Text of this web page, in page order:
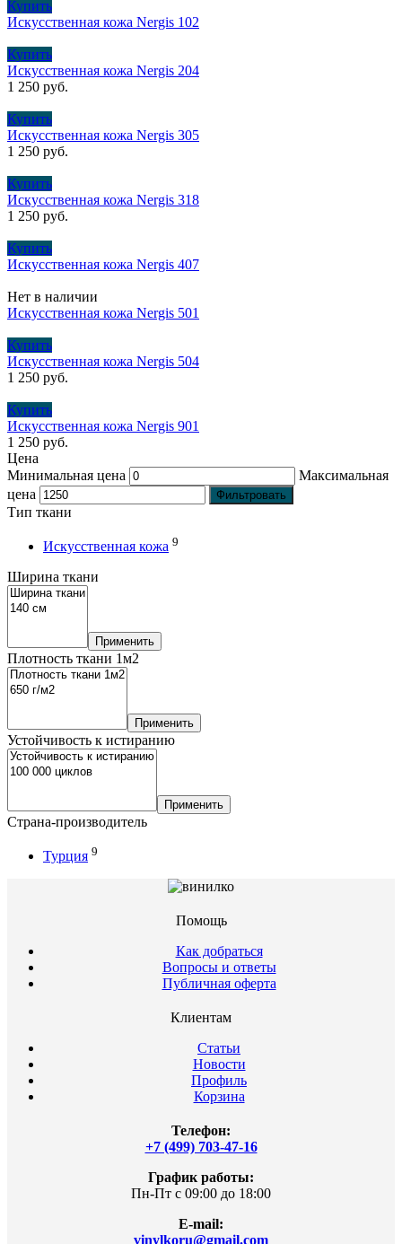
Купить
Искусственная кожа Nergis 102
Купить
Искусственная кожа Nergis 204
1 250 руб.
Купить
Искусственная кожа Nergis 305
1 250 руб.
Купить
Искусственная кожа Nergis 318
1 250 руб.
Купить
Искусственная кожа Nergis 407
Нет в наличии
Искусственная кожа Nergis 501
Купить
Искусственная кожа Nergis 504
1 250 руб.
Купить
Искусственная кожа Nergis 901
1 250 руб.
Цена
Минимальная цена
Максимальная
цена
Фильтровать
Тип ткани
Искусственная кожа 9
Ширина ткани
Применить
Плотность ткани 1м2
Применить
Устойчивость к истиранию
Применить
Страна-производитель
Турция 9
Помощь
Как добраться
Вопросы и ответы
Публичная оферта
Клиентам
Статьи
Новости
Профиль
Корзина
Телефон:
+7 (499) 703-47-16
График работы:
Пн-Пт с 09:00 до 18:00
E-mail:
vinylkoru@gmail.com